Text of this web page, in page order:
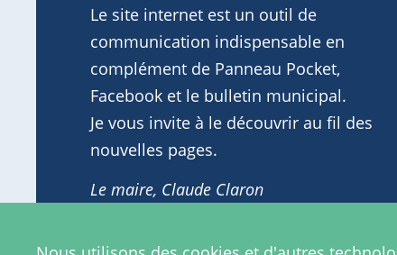
Le site internet est un outil de
communication indispensable en
complément de Panneau Pocket,
Facebook et le bulletin municipal.
Je vous invite à le découvrir au fil des
nouvelles pages.
Le maire, Claude Claron